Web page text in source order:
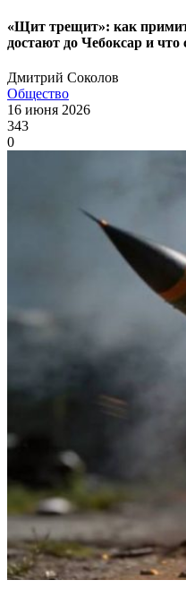
«Щит трещит»: как
достают до Чебоксар и
Дмитрий Соколов
Общество
16 июня 2026
343
0